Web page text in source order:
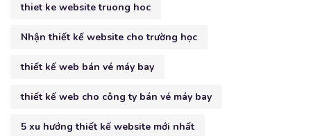
thiet ke website truong hoc
Nhận thiết kế website cho trường học
thiết kế web bán vé máy bay
thiết kế web cho công ty bán vé máy bay
5 xu hướng thiết kế website mới nhất